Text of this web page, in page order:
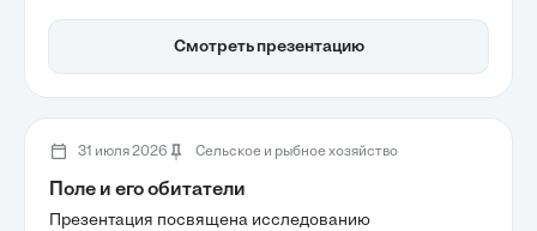
Анализируется необходимость устойчивого
землепользования для обеспечения
Смотреть презентацию
31 июля 2026 Сельское и рыбное хозяйство
Поле и его обитатели
Презентация посвящена исследованию